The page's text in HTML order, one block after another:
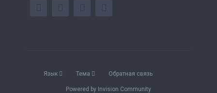
Язык Тема Обратная связь
Powered by Invision Community